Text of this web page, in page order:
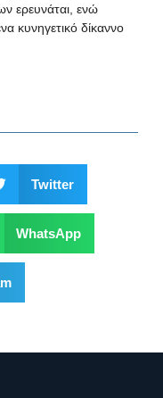
ερευνάται, ενώ
κυνηγετικό δίκαννο
Twitter
WhatsApp